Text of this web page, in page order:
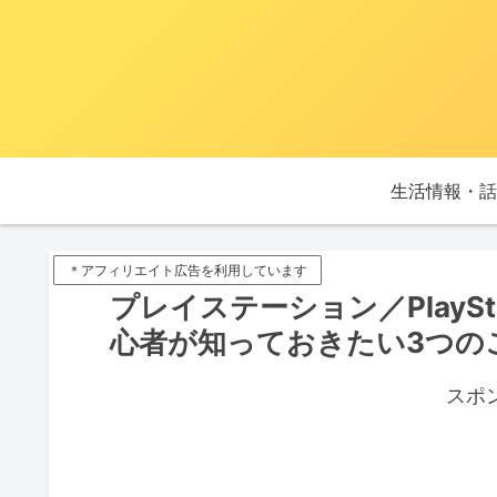
生活情報・
＊アフィリエイト広告を利用しています
プレイステーション／
心者が知っておきたい3つの
スポ